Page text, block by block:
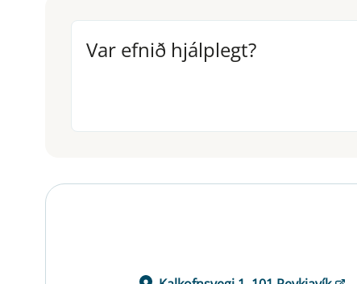
Var efnið hjálplegt?
Var efnið hjálplegt?